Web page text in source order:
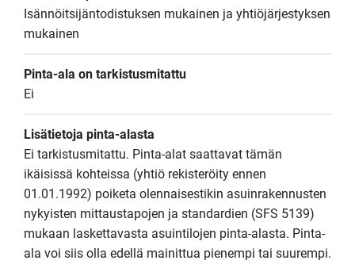
Isännöitsijäntodistuksen mukainen ja yhtiöjärjestyksen
mukainen
Pinta-ala on tarkistusmitattu
Ei
Lisätietoja pinta-alasta
Ei tarkistusmitattu. Pinta-alat saattavat tämän
ikäisissä kohteissa (yhtiö rekisteröity ennen
01.01.1992) poiketa olennaisestikin asuinrakennusten
nykyisten mittaustapojen ja standardien (SFS 5139)
mukaan laskettavasta asuintilojen pinta-alasta. Pinta-
ala voi siis olla edellä mainittua pienempi tai suurempi.